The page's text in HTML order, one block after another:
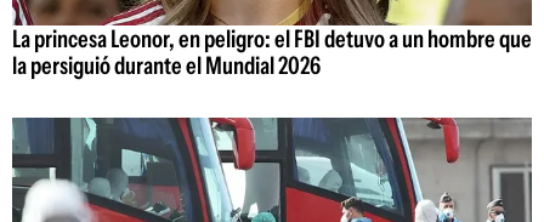
La princesa Leonor, en peligro: el FBI detuvo a un hombre que
la persiguió durante el Mundial 2026